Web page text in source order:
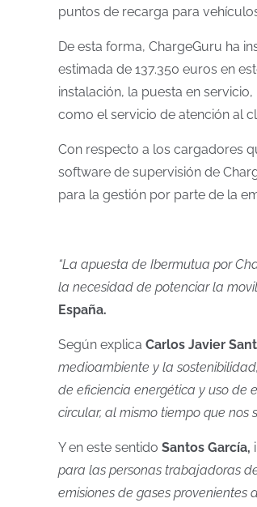
puntos de recarga para
De esta forma, ChargeGuru ha
estimada de 137.350 euros en
instalación, la puesta en
como el servicio de atención al
Con respecto a los cargadores
software de supervisión de
para la gestión por parte de la
“La apuesta de Ibermutua por
la necesidad de potenciar la
España.
Según explica Carlos Javier
medioambiente y la
de eficiencia energética y uso de
circular, al mismo tiempo que
Y en este sentido Santos García,
para las personas trabajadoras
emisiones de gases provenientes